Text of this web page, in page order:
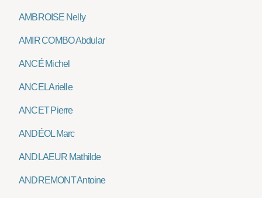
AMBROISE Nelly
AMIR COMBO Abdular
ANCÉ Michel
ANCEL Arielle
ANCET Pierre
ANDÉOL Marc
ANDLAEUR Mathilde
ANDREMONT Antoine